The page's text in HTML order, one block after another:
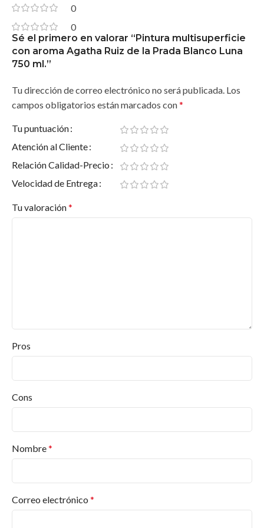
ayudará a elegir el producto perfecto para tu proyecto.
Amplio stock
productos Jafep, lista para tus necesidades.
Atención postventa: Garantizamos tu satisfacción con el
producto y te ofrecemos soporte continuo.
sino también una inversión en durabilidad y
estilo. Con
mejor decisión.”
¡Haz que tu espacio destaque
hoy mismo!
asesoría gratuita.
Frecuentes
¿Qué productos ofrece Pinturas Jafep?
Desde pinturas para interiores y exteriores hasta
barnices, esmaltes, selladores, revestimientos, en
¿Dónde puedo comprar productos Jafep?
¿Ofrecen asesoramiento para proyectos
específicos?
0
0
Sé el primero en valorar “Pintura multisuperficie
con aroma Agatha Ruiz de la Prada Blanco Luna
750 ml.”
Tu dirección de correo electrónico no será publicada. Los
campos obligatorios están marcados con*
Tu puntuación
Atención al Cliente
Relación Calidad-Precio
Velocidad de Entrega
Tu valoración*
Pros
Cons
Nombre*
Correo electrónico *